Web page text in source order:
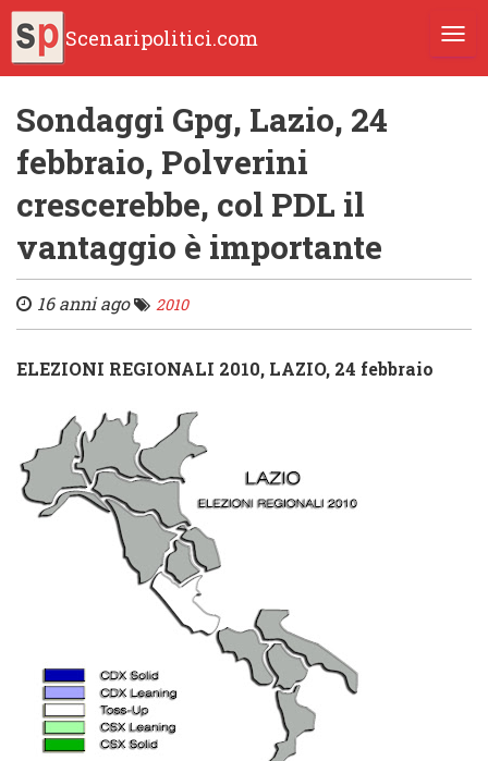
Scenaripolitici.com
Sondaggi Gpg, Lazio, 24
febbraio, Polverini
crescerebbe, col PDL il
vantaggio è importante
16 anni ago 2010
ELEZIONI REGIONALI 2010, LAZIO, 24 febbraio